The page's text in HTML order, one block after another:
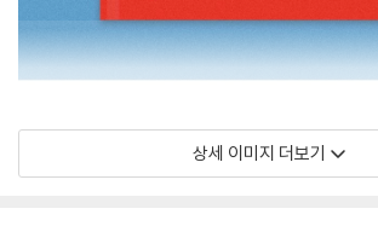
상세 이미지 더보기